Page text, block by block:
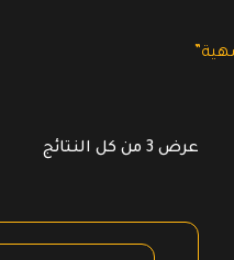
عرض ⁦3⁩ من كل النتائج